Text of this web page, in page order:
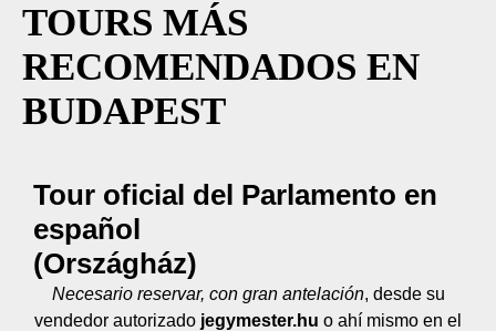
TOURS MÁS
RECOMENDADOS EN
BUDAPEST
Tour oficial del Parlamento en
español
(Országház)
Necesario reservar, con gran antelación, desde su
vendedor autorizado jegymester.hu o ahí mismo en el